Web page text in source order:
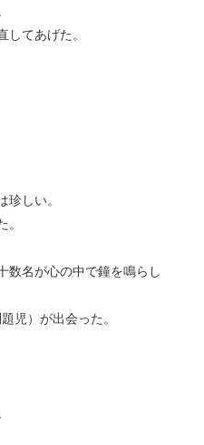
てあげた。
しい。
名が心の中で鐘を鳴らし
児）が出会った。